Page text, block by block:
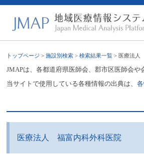
トップページ >施設別検索 >検索結果一覧 > 医療法人
JMAPは、各都道府県医師会、郡市区医師会
当サイトで使用している各種情報の出典は、
医療法人 福富内科外科医院